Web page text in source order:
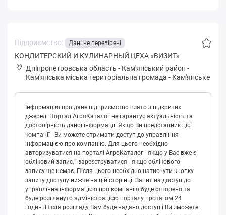
Підприємство: Дані не перевірені
КОНДИТЕРСКИЙ И КУЛИНАРНЫЙ ЦЕХА «ВИЗИТ»
Дніпропетровська область - Кам'янський район -
Кaм'янськa міська територіальна громада - Кам'янське
Інформацію про дане підприємство взято з відкритих
джерел. Портал АгроКаталог не гарантує актуальність та
достовірність даної інформації. Якщо Ви представник цієї
компанії - Ви можете отримати доступ до управління
інформацією про компанію. Для цього необхідно
авторизуватися на порталі АгроКаталог - якщо у Вас вже є
обліковий запис, і зареєструватися - якщо облікового
запису ще немає. Після цього необхідно натиснути кнопку
запиту доступу нижче на цій сторінці. Запит на доступ до
управління інформацією про компанію буде створено та
буде розглянуто адміністрацією порталу протягом 24
годин. Після розгляду Вам буде надано доступ і Ви зможете